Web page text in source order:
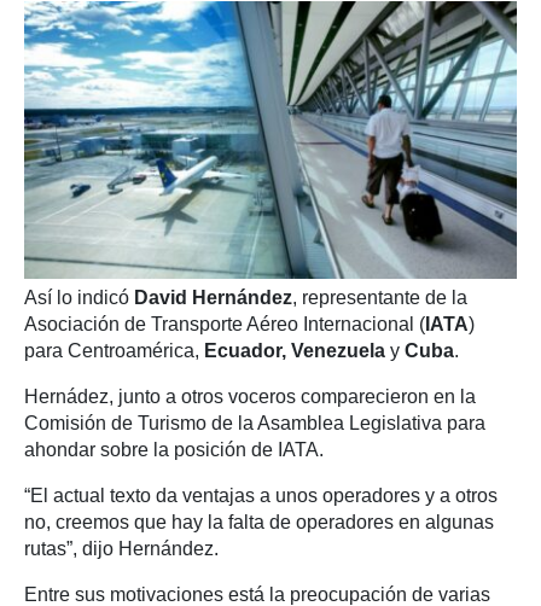
Así lo indicó David Hernández, representante de la
Asociación de Transporte Aéreo Internacional ( IATA)
para Centroamérica, Ecuador, Venezuela y Cuba.
Hernádez, junto a otros voceros comparecieron en la
Comisión de Turismo de la Asamblea Legislativa para
ahondar sobre la posición de IATA.
“El actual texto da ventajas a unos operadores y a otros
no, creemos que hay la falta de operadores en algunas
rutas”, dijo Hernández.
Entre sus motivaciones está la preocupación de varias